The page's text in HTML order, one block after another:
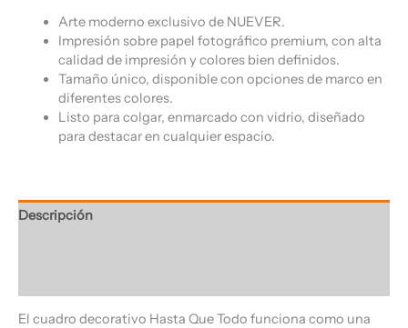
Arte moderno exclusivo de NUEVER.
Impresión sobre papel fotográfico premium, con alta
calidad de impresión y colores bien definidos.
Tamaño único, disponible con opciones de marco en
diferentes colores.
Listo para colgar, enmarcado con vidrio, diseñado
para destacar en cualquier espacio.
Descripción
El cuadro decorativo Hasta Que Todo funciona como una